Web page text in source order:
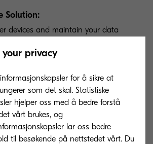
Solution:
devices and maintain your data
are updated with the latest
certificates to minimise security risks.
privacy
for å sikre at
som det skal. Statistiske
hjelper oss med å bedre forstå
vårt brukes, og
lar oss bedre
til besøkende på nettstedet vårt. Du